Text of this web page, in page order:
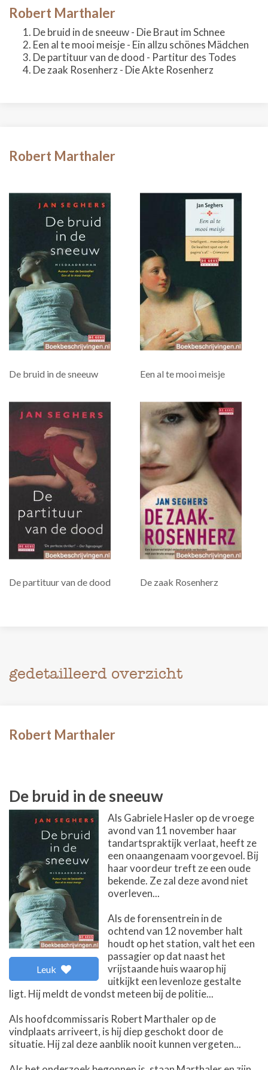
Robert Marthaler
De bruid in de sneeuw - Die Braut im Schnee
Een al te mooi meisje - Ein allzu schönes Mädchen
De partituur van de dood - Partitur des Todes
De zaak Rosenherz - Die Akte Rosenherz
Robert Marthaler
De bruid in de sneeuw Een al te mooi meisje
De partituur van de dood De zaak Rosenherz
gedetailleerd overzicht
Robert Marthaler
De bruid in de sneeuw
Leuk
Als Gabriele Hasler op de vroege
avond van 11 november haar
tandartspraktijk verlaat, heeft ze
een onaangenaam voorgevoel. Bij
haar voordeur treft ze een oude
bekende. Ze zal deze avond niet
overleven...
Als de forensentrein in de
ochtend van 12 november halt
houdt op het station, valt het een
passagier op dat naast het
vrijstaande huis waarop hij
uitkijkt een levenloze gestalte
ligt. Hij meldt de vondst meteen bij de politie...
Als hoofdcommissaris Robert Marthaler op de
vindplaats arriveert, is hij diep geschokt door de
situatie. Hij zal deze aanblik nooit kunnen vergeten...